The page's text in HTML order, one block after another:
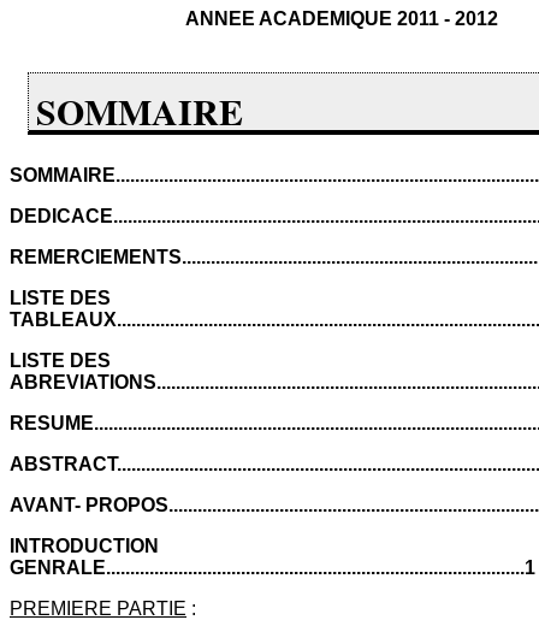
ANNEE ACADEMIQUE 2011 - 2012
SOMMAIRE
LISTE DES
LISTE DES
AVANT-
INTRODUCTION
GENRALE.......................................................................................1
PREMIERE PARTIE :